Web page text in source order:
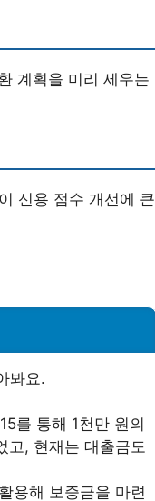
계획을 미리 세우는
신용 점수 개선에 큰
봐요.
를 통해 1천만 원의
고, 현재는 대출금도
용해 보증금을 마련